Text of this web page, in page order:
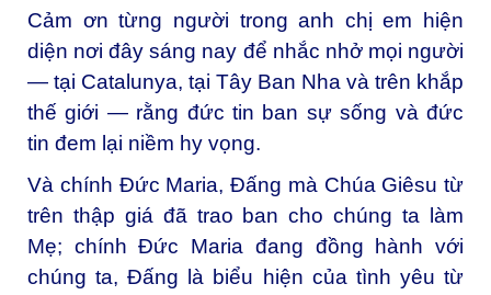
Cảm ơn từng người trong anh chị em hiện
diện nơi đây sáng nay để nhắc nhở mọi người
— tại Catalunya, tại Tây Ban Nha và trên khắp
thế giới — rằng đức tin ban sự sống và đức
tin đem lại niềm hy vọng.
Và chính Đức Maria, Đấng mà Chúa Giêsu từ
trên thập giá đã trao ban cho chúng ta làm
Mẹ; chính Đức Maria đang đồng hành với
chúng ta, Đấng là biểu hiện của tình yêu từ